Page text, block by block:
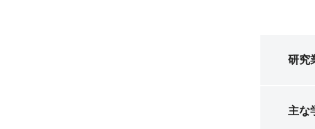
研究
主な